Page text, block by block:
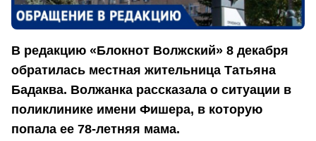
В редакцию «Блокнот Волжский» 8 декабря
обратилась местная жительница Татьяна
Бадаква. Волжанка рассказала о ситуации в
поликлинике имени Фишера, в которую
попала ее 78-летняя мама.